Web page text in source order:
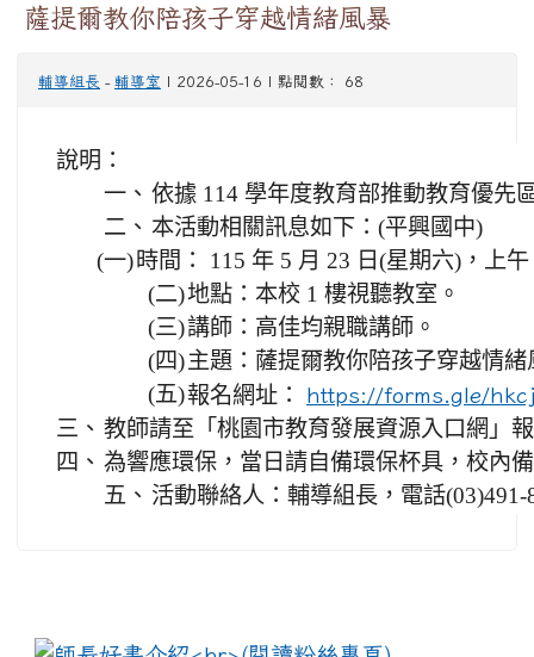
薩提爾教你陪孩子穿越情緒風暴
輔導組長 - 輔導室 | 2026-05-16 | 點閱數： 68
說明：
一、 依據 114 學年度教育部推動教育優先
二、 本活動相關訊息如下：(平興國中)
(一)時間： 115 年 5 月 23 日(星期六)，上
(二)地點：本校 1 樓視聽教室。
(三)講師：高佳均親職講師。
(四)主題：薩提爾教你陪孩子穿越情緒
(五)報名網址： https://forms.gle/
三、 教師請至「桃園市教育發展資源入口網」
四、 為響應環保，當日請自備環保杯具，校內
五、 活動聯絡人：輔導組長，電話(03)491-